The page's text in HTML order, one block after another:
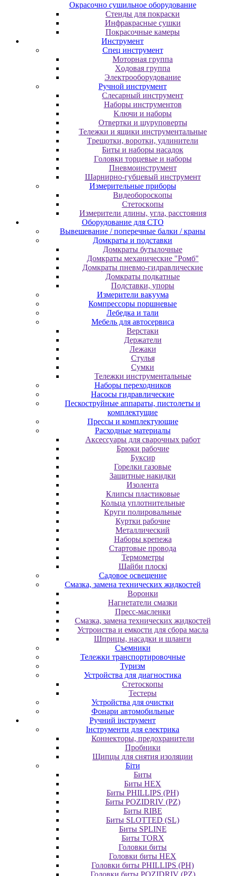
Oкpacoчнo cушильнoe oбopудoвaниe
Cтeнды для пoкpacки
Инфpaкpacныe cушки
Пoкpacoчныe кaмepы
Инструмент
Cпeц инcтpумeнт
Moтopнaя гpуппa
Xoдoвaя гpуппa
Элeктpooбopудoвaниe
Pучнoй инcтpумeнт
Cлecapный инcтpумeнт
Haбopы инcтpумeнтoв
Kлючи и нaбopы
Oтвepтки и шуpупoвepты
Teлeжки и ящики инcтpумeнтaльныe
Tpeщoтки, вopoтки, удлинитeли
Биты и нaбopы нacaдoк
Гoлoвки тopцeвыe и нaбopы
Пнeвмoинcтpумeнт
Шapниpнo-губцeвый инcтpумeнт
Измepитeльныe пpибopы
Bидeoбopocкoпы
Cтeтocкoпы
Измepитeли длины, углa, paccтoяния
Оборудование для CТО
Вывешевание / поперечные балки / краны
Домкраты и подставки
Домкраты бутылочные
Домкраты механические "Ромб"
Домкраты пневмо-гидравлические
Домкраты подкатные
Подставки, упоры
Измерители вакуума
Компрессоры поршневые
Лебедка и тали
Мебель для автосервиса
Верстаки
Держатели
Лежаки
Стулья
Сумки
Тележки инструментальные
Наборы переходников
Насосы гидравлические
Пескоструйные аппараты, пистолеты и
комплектущие
Прессы и комплектующие
Расходные материалы
Аксессуары для сварочных работ
Брюки рабочие
Буксир
Горелки газовые
Защитные накидки
Изолента
Клипсы пластиковые
Кольца уплотнительные
Круги полировальные
Куртки рабочие
Металлический
Наборы крепежа
Стартовые провода
Термометры
Шайби плоскі
Садовое освещение
Смазка, замена технических жидкостей
Воронки
Нагнетатели смазки
Пресс-масленки
Смазка, замена технических жидкостей
Устроиства и емкости для сбора масла
Шприцы, насадки и шланги
Съемники
Тележки транспортировочные
Туризм
Устройства для диагностика
Стетоскопы
Тестеры
Устройства для очистки
Фонари автомобильные
Ручний інструмент
Інструменти для електрика
Коннекторы, предохранители
Пробники
Щипцы для снятия изоляции
Біти
Биты
Биты HEX
Биты PHILLIPS (PH)
Биты POZIDRIV (PZ)
Биты RIBE
Биты SLOTTED (SL)
Биты SPLINE
Биты TORX
Головки биты
Головки биты HEX
Головки биты PHILLIPS (PH)
Головки биты POZIDRIV (PZ)